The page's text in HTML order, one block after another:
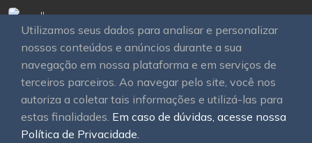
Utilizamos seus dados para analisar e personalizar
nossos conteúdos e anúncios durante a sua
navegação em nossa plataforma e em serviços de
terceiros parceiros. Ao navegar pelo site, você nos
autoriza a coletar tais informações e utilizá-las para
estas finalidades. Em caso de dúvidas, acesse nossa
Política de Privacidade.
© 2026 OAWEB site e sistemas para imobiliárias
os direitos reservados.